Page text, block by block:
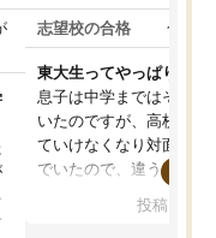
志望校の合格 合格
東大生ってやっぱりすご
息子は中学まではそこそ
いたのですが、高校に入
ていけなくなり対面の塾
でいたので、違うアプロ
で、当初は模試でD判定
投稿日：